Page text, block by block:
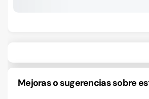
Mejoras o sugerencias sobre